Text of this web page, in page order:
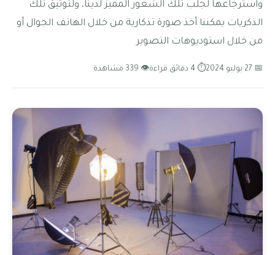
واسترجاعها لجلب تلك الشعور المميز لدينا، ولتوثيق تلك
الذكريات يمكننا أخذ صورة تذكارية من خلال الهاتف الجوال أو
من خلال استوديوهات التصوير
📅 27 يوليو 2024 ⏱ 4 دقائق قراءة 👁 339 مشاهدة